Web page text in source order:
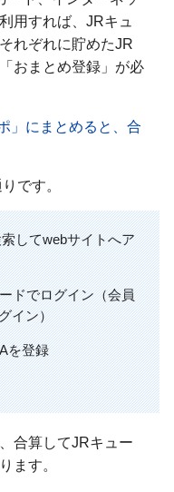
用すれば、JRキュ
れぞれに貯めたJR
おまとめ登録」が必
」にまとめると、合
です。
してwebサイトへア
ドでログイン（会員
イン）
を登録
合算してJRキュー
ます。